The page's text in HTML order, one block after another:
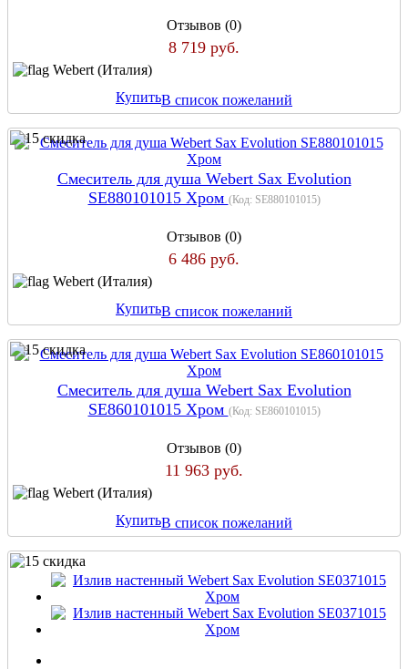
Отзывов (0)
8 719 руб.
Webert (Италия)
КупитьВ список пожеланий
Смеситель для душа Webert Sax Evolution
SE880101015 Хром (Код: SE880101015)
Отзывов (0)
6 486 руб.
Webert (Италия)
КупитьВ список пожеланий
Смеситель для душа Webert Sax Evolution
SE860101015 Хром (Код: SE860101015)
Отзывов (0)
11 963 руб.
Webert (Италия)
КупитьВ список пожеланий